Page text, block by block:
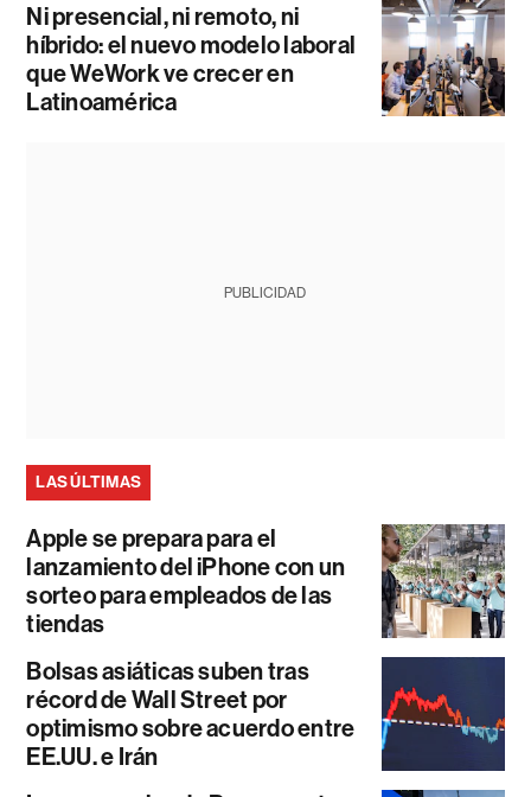
Ni presencial, ni remoto, ni
híbrido: el nuevo modelo laboral
que WeWork ve crecer en
Latinoamérica
PUBLICIDAD
LAS ÚLTIMAS
Apple se prepara para el
lanzamiento del iPhone con un
sorteo para empleados de las
tiendas
Bolsas asiáticas suben tras
récord de Wall Street por
optimismo sobre acuerdo entre
EE.UU. e Irán